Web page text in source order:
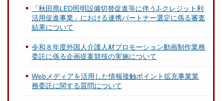
「秋田県LED照明設備切替促進等に伴うJ-クレジット利
活用促進事業」における連携パートナー選定に係る審査
結果について
令和８年度外国人介護人材プロモーション動画制作業務
委託に係る企画提案競技の実施について
Webメディアを活用した情報接触ポイント拡充事業業
務委託に関する質問について